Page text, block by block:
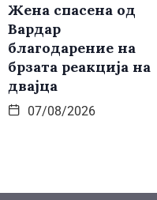
Жена спасена од
Вардар
благодарение на
брзата реакција на
двајца
07/08/2026